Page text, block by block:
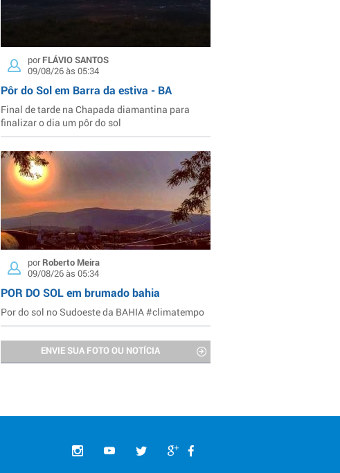
porFLÁVIO SANTOS
09/08/26 às 05:34
Pôr do Sol em Barra da estiva - BA
Final de tarde na Chapada diamantina para
finalizar o dia um pôr do sol
porRoberto Meira
09/08/26 às 05:34
POR DO SOL em brumado bahia
Por do sol no Sudoeste da BAHIA #climatempo
ENVIE SUA FOTO OU NOTÍCIA